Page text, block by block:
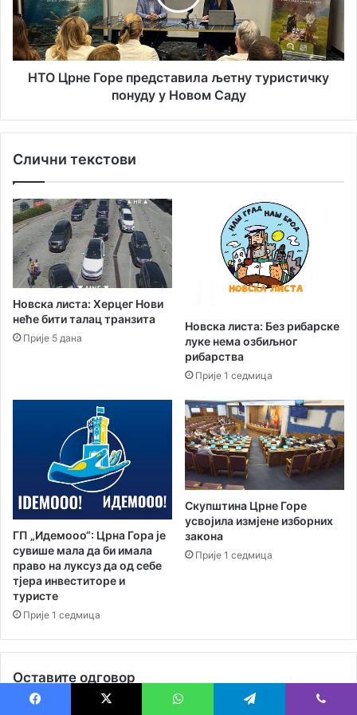
и
х
п
р
л
и
з
н
и
з
а
в
о
ж
њ
е
и
и
в
и
е
о
н
е
Г
о
д
а
в
и
л
а
е
т
н
у
о
н
у
д
о
НТО Црне Горе представила љетну туристичку
понуду у Новом Саду
Слични текстови
Новска листа: Херцег Нови
неће бити талац транзита
Прије 5 дана
Новска листа: Без рибарске
луке нема озбиљног
рибарства
Прије 1 седмица
ГП „Идемооо“: Црна Гора је
сувише мала да би имала
право на луксуз да од себе
тјера инвеститоре и
туристе
Прије 1 седмица
Скупштина Црне Горе
усвојила измјене изборних
закона
Прије 1 седмица
Оставите одговор